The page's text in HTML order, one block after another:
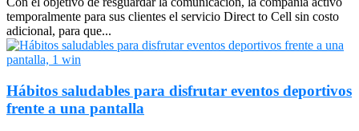
temporalmente para sus clientes el servicio Direct to Cell sin costo
adicional, para que...
Hábitos saludables para disfrutar eventos deportivos
frente a una pantalla